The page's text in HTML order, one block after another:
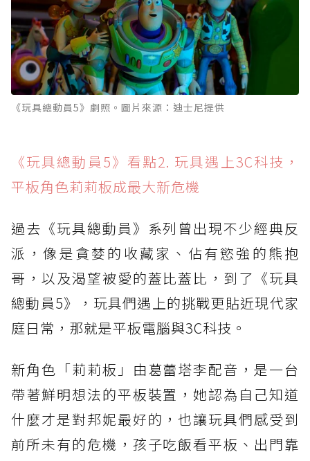
《玩具總動員5》劇照。圖片來源：迪士尼提供
《玩具總動員5》看點2. 玩具遇上3C科技，
平板角色莉莉板成最大新危機
過去《玩具總動員》系列曾出現不少經典反
派，像是貪婪的收藏家、佔有慾強的熊抱
哥，以及渴望被愛的蓋比蓋比，到了《玩具
總動員5》，玩具們遇上的挑戰更貼近現代家
庭日常，那就是平板電腦與3C科技。
新角色「莉莉板」由葛蕾塔李配音，是一台
帶著鮮明想法的平板裝置，她認為自己知道
什麼才是對邦妮最好的，也讓玩具們感受到
前所未有的危機，孩子吃飯看平板、出門靠